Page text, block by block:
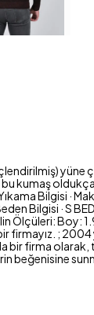
kumaş
Bilgisi ·
Bilgisi · S
Ölçüleri:
;
firma olarak,
beğenisine